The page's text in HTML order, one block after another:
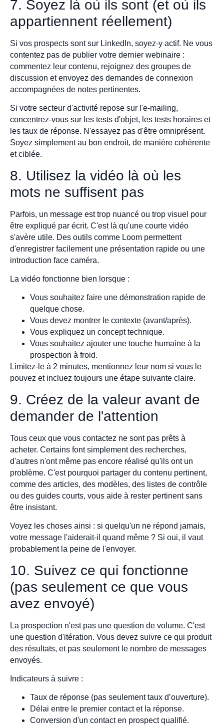
7. Soyez là où ils sont (et où ils
appartiennent réellement)
Si vos prospects sont sur LinkedIn, soyez-y actif. Ne vous
contentez pas de publier votre dernier webinaire :
commentez leur contenu, rejoignez des groupes de
discussion et envoyez des demandes de connexion
accompagnées de notes pertinentes.
Si votre secteur d'activité repose sur l'e-mailing,
concentrez-vous sur les tests d'objet, les tests horaires et
les taux de réponse. N'essayez pas d'être omniprésent.
Soyez simplement au bon endroit, de manière cohérente
et ciblée.
8. Utilisez la vidéo là où les
mots ne suffisent pas
Parfois, un message est trop nuancé ou trop visuel pour
être expliqué par écrit. C'est là qu'une courte vidéo
s'avère utile. Des outils comme Loom permettent
d'enregistrer facilement une présentation rapide ou une
introduction face caméra.
La vidéo fonctionne bien lorsque :
Vous souhaitez faire une démonstration rapide de
quelque chose.
Vous devez montrer le contexte (avant/après).
Vous expliquez un concept technique.
Vous souhaitez ajouter une touche humaine à la
prospection à froid.
Limitez-le à 2 minutes, mentionnez leur nom si vous le
pouvez et incluez toujours une étape suivante claire.
9. Créez de la valeur avant de
demander de l'attention
Tous ceux que vous contactez ne sont pas prêts à
acheter. Certains font simplement des recherches,
d'autres n'ont même pas encore réalisé qu'ils ont un
problème. C'est pourquoi partager du contenu pertinent,
comme des articles, des modèles, des listes de contrôle
ou des guides courts, vous aide à rester pertinent sans
être insistant.
Voyez les choses ainsi : si quelqu'un ne répond jamais,
votre message l'aiderait-il quand même ? Si oui, il vaut
probablement la peine de l'envoyer.
10. Suivez ce qui fonctionne
(pas seulement ce que vous
avez envoyé)
La prospection n'est pas une question de volume. C'est
une question d'itération. Vous devez suivre ce qui produit
des résultats, et pas seulement le nombre de messages
envoyés.
Indicateurs à suivre :
Taux de réponse (pas seulement taux d’ouverture).
Délai entre le premier contact et la réponse.
Conversion d'un contact en prospect qualifié.